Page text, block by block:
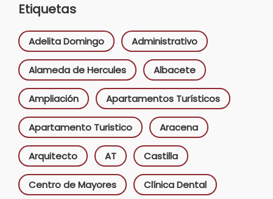
Etiquetas
Adelita Domingo Administrativo
Alameda de Hercules Albacete
Ampliación Apartamentos Turísticos
Apartamento Turistico Aracena
Arquitecto AT Castilla
Centro de Mayores Clínica Dental